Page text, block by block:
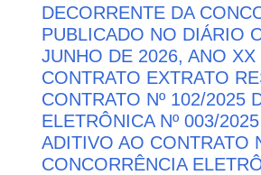
DECORRENTE DA
PUBLICADO NO DIÁRIO
JUNHO DE 2026, ANO
CONTRATO EXTRATO
CONTRATO Nº 102/2025
ELETRÔNICA Nº 003/
ADITIVO AO CONTRATO
CONCORRÊNCIA